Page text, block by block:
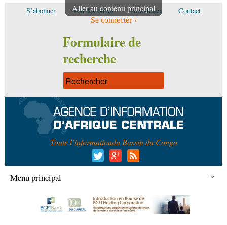
Aller au contenu principal
S’abonner Voir les offres Newsletter Contact
Se connecter
Formulaire de
recherche
Toute l’informationdu Bassin du Congo
Menu principal